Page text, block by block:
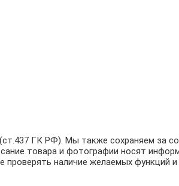
ГК РФ). Мы также сохраняем за
товара и фотографии носят
наличие желаемых функций